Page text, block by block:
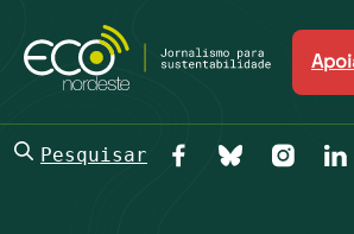
Pesquisar